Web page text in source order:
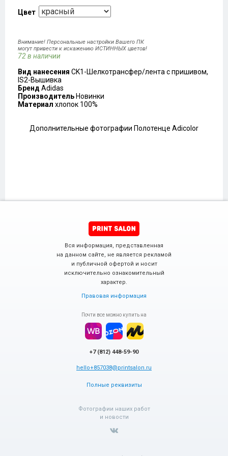
Цвет
Внимание! Персональные настройки Вашего ПК
могут привести к искажению ИСТИННЫХ цветов!
72 в наличии
Вид нанесения CK1-Шелкотрансфер/лента с пришивом,
IS2-Вышивка
Бренд Adidas
Производитель Новинки
Материал хлопок 100%
Дополнительные фотографии Полотенце Adicolor
Вся информация, представленная
на данном сайте, не является рекламой
и публичной офертой и носит
исключительно ознакомительный
характер.
Правовая информация
Почти все можно купить на
+7 (812) 448-59-90
hello+857038@printsalon.ru
Полные реквизиты
Фотографии наших работ
и новости